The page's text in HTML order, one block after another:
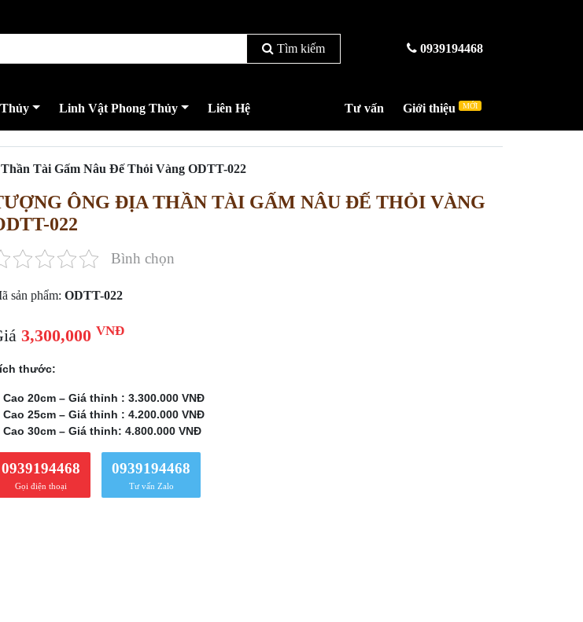
Tìm kiếm 0939194468
Linh Vật Phong Thủy Liên Hệ Tư vấn Giới thiệu MỚI
Tài Gấm Nâu Đế Thỏi Vàng ODTT-022
ÔNG ĐỊA THẦN TÀI GẤM NÂU ĐẾ THỎI VÀNG
022
Bình chọn
sản phẩm: ODTT-022
3,300,000 VNĐ
thước:
Cao 20cm – Giá thỉnh : 3.300.000 VNĐ
Cao 25cm – Giá thỉnh : 4.200.000 VNĐ
Cao 30cm – Giá thỉnh: 4.800.000 VNĐ
0939194468
Gọi điện thoại
0939194468
Tư vấn Zalo